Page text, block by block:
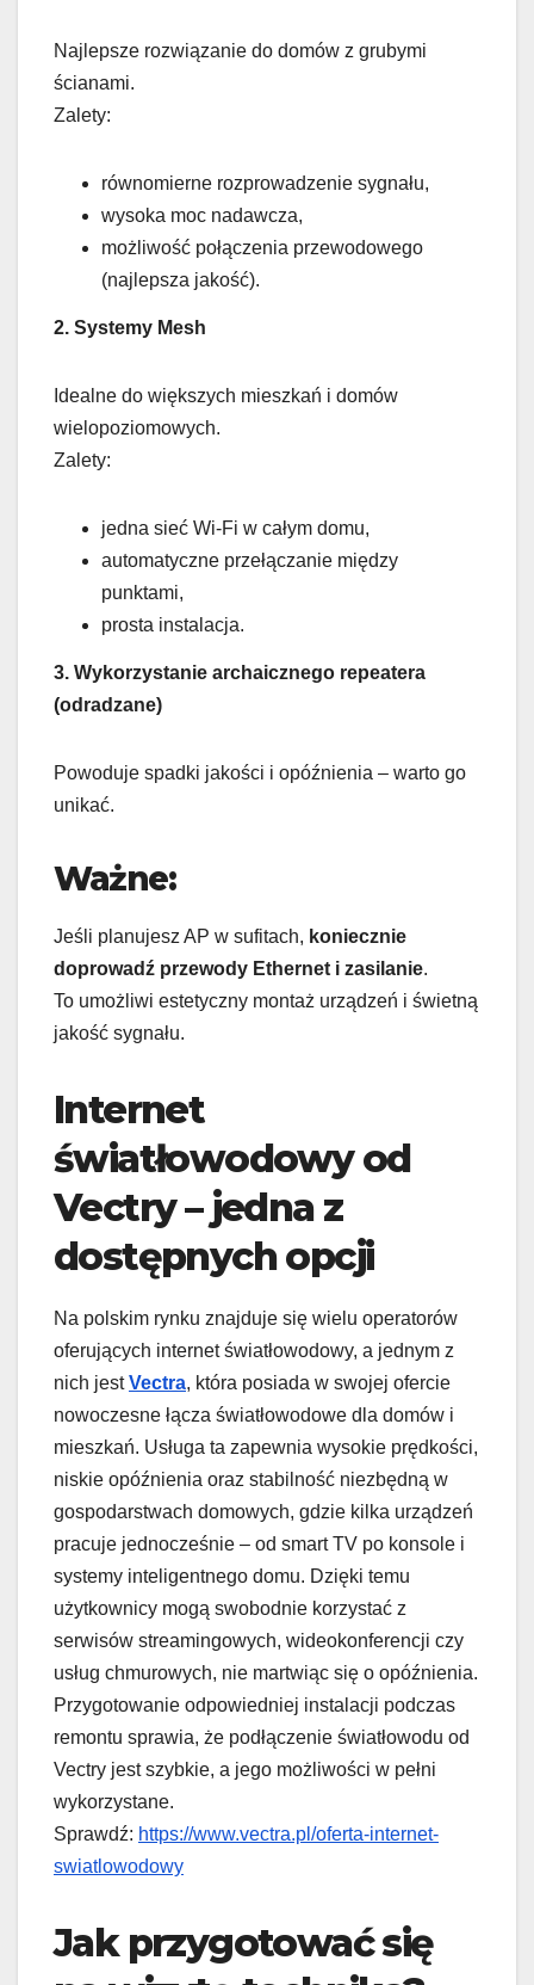
Najlepsze rozwiązanie do domów z grubymi
ścianami.
Zalety:
równomierne rozprowadzenie sygnału,
wysoka moc nadawcza,
możliwość połączenia przewodowego
(najlepsza jakość).
2. Systemy Mesh
Idealne do większych mieszkań i domów
wielopoziomowych.
Zalety:
jedna sieć Wi-Fi w całym domu,
automatyczne przełączanie między
punktami,
prosta instalacja.
3. Wykorzystanie archaicznego repeatera
(odradzane)
Powoduje spadki jakości i opóźnienia – warto go
unikać.
Ważne:
Jeśli planujesz AP w sufitach, koniecznie
doprowadź przewody Ethernet i zasilanie.
To umożliwi estetyczny montaż urządzeń i świetną
jakość sygnału.
Internet
światłowodowy od
Vectry – jedna z
dostępnych opcji
Na polskim rynku znajduje się wielu operatorów
oferujących internet światłowodowy, a jednym z
nich jestVectra, która posiada w swojej ofercie
nowoczesne łącza światłowodowe dla domów i
mieszkań. Usługa ta zapewnia wysokie prędkości,
niskie opóźnienia oraz stabilność niezbędną w
gospodarstwach domowych, gdzie kilka urządzeń
pracuje jednocześnie – od smart TV po konsole i
systemy inteligentnego domu. Dzięki temu
użytkownicy mogą swobodnie korzystać z
serwisów streamingowych, wideokonferencji czy
usług chmurowych, nie martwiąc się o opóźnienia.
Przygotowanie odpowiedniej instalacji podczas
remontu sprawia, że podłączenie światłowodu od
Vectry jest szybkie, a jego możliwości w pełni
wykorzystane.
Sprawdź: https://www.vectra.pl/oferta-internet-
swiatlowodowy
Jak przygotować się